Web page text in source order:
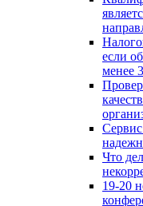
если
менее
Что
19-20